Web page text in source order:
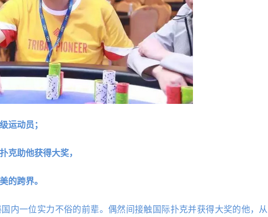
运动员；
克助他获得大奖，
的跨界。
内一位实力不俗的前辈。偶然间接触国际扑克并获得大奖的他，从